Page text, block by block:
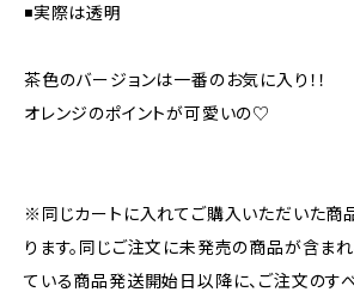
◾️実際は透明
茶色のバージョンは一番のお気に入り！！
オレンジのポイントが可愛いの♡
※同じカートに入れてご購入いただいた商
ります。同じご注文に未発売の商品が含ま
ている商品発送開始日以降に、ご注文のす